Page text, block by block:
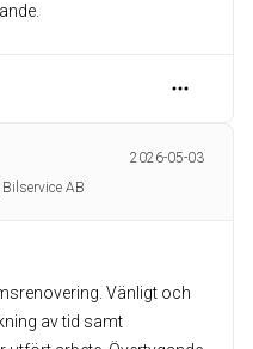
2026-05-03
AB
Vänligt och
av tid samt